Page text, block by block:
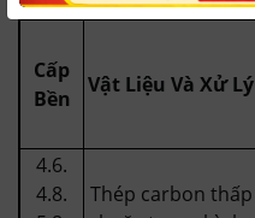
Cấp
Bền
Vật Liệu Và Xử Lý
4.6.
4.8.
Thép carbon thấp